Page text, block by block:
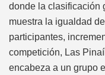
donde la clasificación
muestra la igualdad
participantes,
competición, Las
encabeza a un grupo